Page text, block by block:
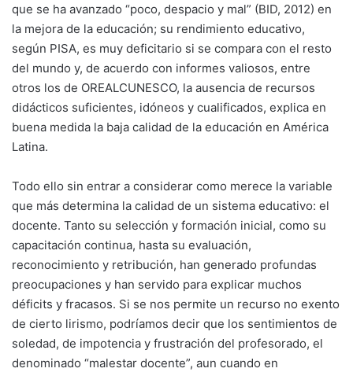
que se ha avanzado “poco, despacio y mal” (BID, 2012) en
la mejora de la educación; su rendimiento educativo,
según PISA, es muy deficitario si se compara con el resto
del mundo y, de acuerdo con informes valiosos, entre
otros los de OREALCUNESCO, la ausencia de recursos
didácticos suficientes, idóneos y cualificados, explica en
buena medida la baja calidad de la educación en América
Latina.
Todo ello sin entrar a considerar como merece la variable
que más determina la calidad de un sistema educativo: el
docente. Tanto su selección y formación inicial, como su
capacitación continua, hasta su evaluación,
reconocimiento y retribución, han generado profundas
preocupaciones y han servido para explicar muchos
déficits y fracasos. Si se nos permite un recurso no exento
de cierto lirismo, podríamos decir que los sentimientos de
soledad, de impotencia y frustración del profesorado, el
denominado “malestar docente”, aun cuando en